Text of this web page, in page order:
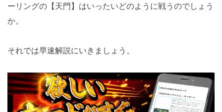
ーリングの【天門】はいったいどのように戦うのでしょう
か。
それでは早速解説にいきましょう。